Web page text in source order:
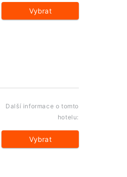
Vybrat
Další informace o tomto
hotelu:
Vybrat